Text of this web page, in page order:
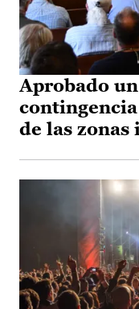
Aprobado
de las zonas